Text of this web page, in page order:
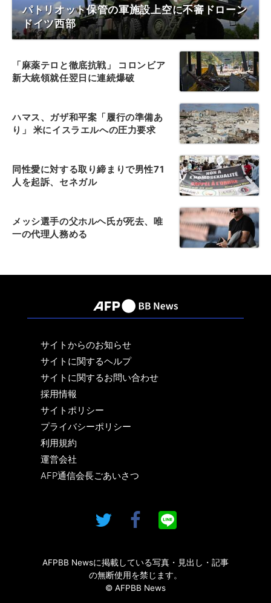
パトリオット保管の軍施設上空に不審ドローン
ドイツ西部
「麻薬テロと徹底抗戦」 コロンビア
新大統領就任翌日に連続爆破
ハマス、ガザ和平案「履行の準備あ
り」 米にイスラエルへの圧力要求
同性愛に対する取り締まりで男性71
人を起訴、セネガル
メッシ選手の父ホルヘ氏が死去、唯
一の代理人務める
サイトからのお知らせ
サイトに関するヘルプ
サイトに関するお問い合わせ
採用情報
サイトポリシー
プライバシーポリシー
利用規約
運営会社
AFP通信会長ごあいさつ
AFPBB Newsに掲載している写真・見出し・記事
の無断使用を禁じます。
© AFPBB News